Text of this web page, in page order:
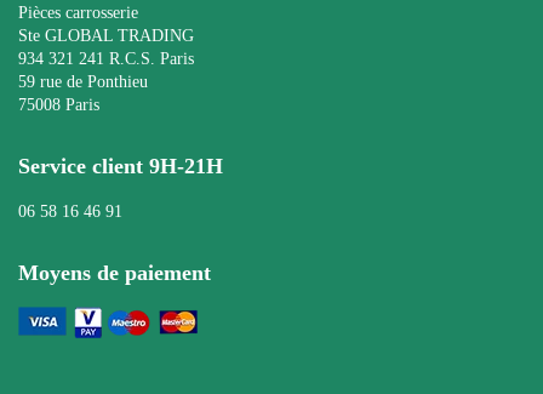
Pièces carrosserie
Ste GLOBAL TRADING
934 321 241 R.C.S. Paris
59 rue de Ponthieu
75008 Paris
Service client 9H-21H
06 58 16 46 91
Moyens de paiement